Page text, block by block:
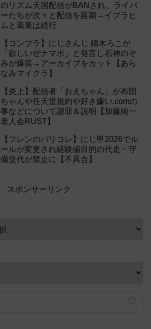
のリズム天国配信がBANされ、ライバ
ーたちが次々と配信を延期→イブラヒ
ムと葛葉は続行
【コンプラ】にじさんじ 鏑木ろこが
「欲しいぜナマポ」と発言し石神のぞ
みが爆笑→アーカイブをカット【あら
なみマイクラ】
【炎上】配信者「おえちゃん」が布団
ちゃんや任天堂規約や好き嫌い.comの
事などについて謝罪＆説明【加藤純一
老人会RUST】
【フレンのパリコレ】にじ甲2026でル
ールが変更され経験値目的の代走・守
備交代が禁止に【不具合】
スポンサーリンク